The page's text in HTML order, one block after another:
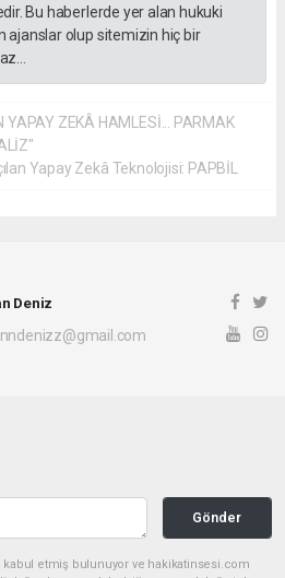
Bu haberlerde yer alan hukuki
ajanslar olup sitemizin hiç bir
YAPAY ZEKÂ HAMLESİ... PARMAK
Yapay Zekâ Teknolojisi: PAPBİL
Deniz
Gönder
kabul etmiş bulunuyor ve hakikatinsesi.com